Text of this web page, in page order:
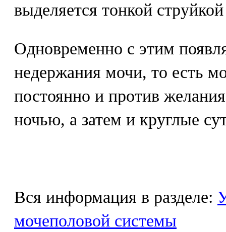
выделяется тонкой
Одновременно с этим
недержания мочи, то есть
постоянно и против
ночью, а затем и круглые
Вся информация в разделе:
мочеполовой системы